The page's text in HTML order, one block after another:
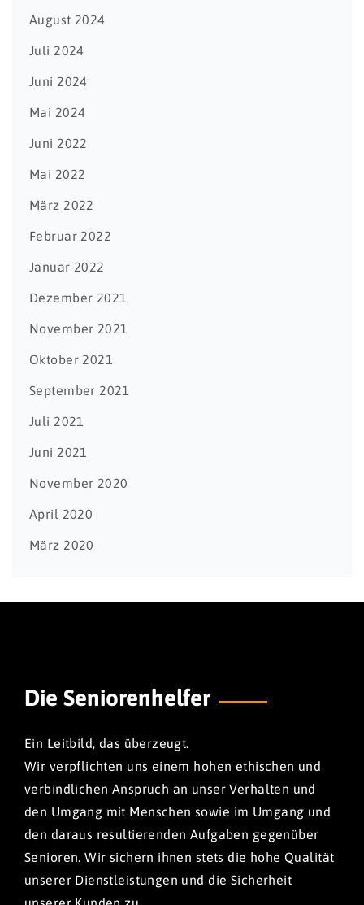
August 2024
Juli 2024
Juni 2024
Mai 2024
Juni 2022
Mai 2022
März 2022
Februar 2022
Januar 2022
Dezember 2021
November 2021
Oktober 2021
September 2021
Juli 2021
Juni 2021
November 2020
April 2020
März 2020
Die Seniorenhelfer
Ein Leitbild, das überzeugt.
Wir verpflichten uns einem hohen ethischen und
verbindlichen Anspruch an unser Verhalten und
den Umgang mit Menschen sowie im Umgang und
den daraus resultierenden Aufgaben gegenüber
Senioren. Wir sichern ihnen stets die hohe Qualität
unserer Dienstleistungen und die Sicherheit